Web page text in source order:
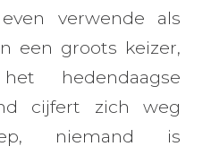
verwende als
een groots keizer,
hedendaagse
cijfert zich weg
niemand is